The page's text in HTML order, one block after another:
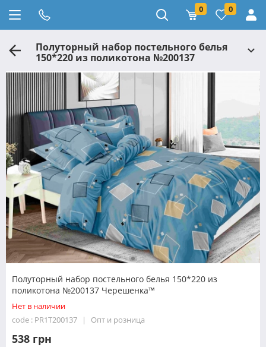
0 0
Полуторный набор постельного белья
150*220 из поликотона №200137
Полуторный набор постельного белья 150*220 из
поликотона №200137 Черешенка™
Нет в наличии
code : PR1T200137
Опт и розница
538 грн